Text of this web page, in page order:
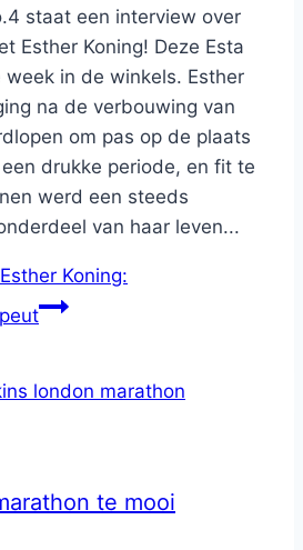
staat een interview over
Esther Koning! Deze Esta
week in de winkels. Esther
na de verbouwing van
om pas op de plaats
drukke periode, en fit te
werd een steeds
van haar leven...
Esther Koning:
te mooi